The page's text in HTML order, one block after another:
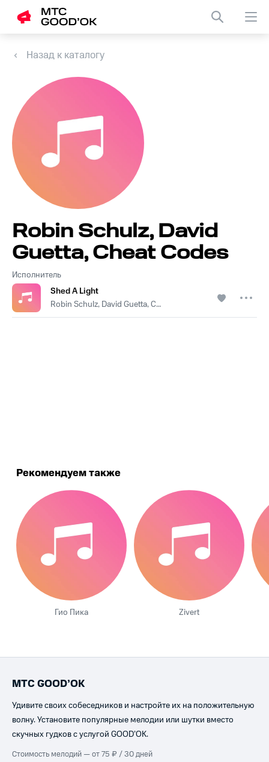
Назад к каталогу
Исполнитель
Robin Schulz, David
Guetta, Cheat Codes
Shed A Light
Robin Schulz, David Guetta, Cheat Codes
Рекомендуем также
Гио Пика Zivert
МТС GOOD’OK
Удивите своих собеседников и настройте их на положительную
волну. Установите популярные мелодии или шутки вместо
скучных гудков с услугой GOOD’OK.
Стоимость мелодий — от 75 ₽ / 30 дней